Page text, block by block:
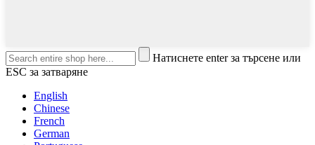
Натиснете enter за търсене или
ESC за затваряне
English
Chinese
French
German